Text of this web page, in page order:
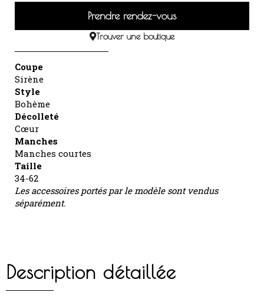
Prendre rendez-vous
Trouver une boutique
Coupe
Sirène
Style
Bohème
Décolleté
Cœur
Manches
Manches courtes
Taille
34-62
Les accessoires portés par le modèle sont vendus
séparément.
Description détaillée